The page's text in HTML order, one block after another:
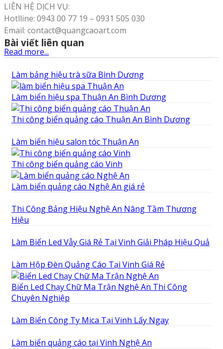
LIÊN HỆ DỊCH VỤ:
Hotlline: 0943 00 77 19 – 0931 505 030
Email: contact@quangcaoart.com
Read more...
Bài viết liên quan
Làm bảng hiệu trà sữa Bình Dương
Làm biển hiệu spa Thuận An Bình Dương
Thi công biển quảng cáo Thuận An Bình Dương
Làm biển hiệu salon tóc Thuận An
Thi công biển quảng cáo Vinh
Làm biển quảng cáo Nghệ An giá rẻ
Thi Công Bảng Hiệu Nghệ An Nâng Tầm Thương
Hiệu
Làm Biển Led Vẫy Giá Rẻ Tại Vinh Giải Pháp Hiệu Quả
Làm Hộp Đèn Quảng Cáo Tại Vinh Giá Rẻ
Biển Led Chạy Chữ Ma Trận Nghệ An Thi Công
Chuyên Nghiệp
Làm Biển Công Ty Mica Tại Vinh Lấy Ngay
Làm biển quảng cáo tại Vinh Nghệ An